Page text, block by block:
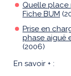
Quelle place
Fiche BUM
Prise en
phase aiguë
(2006)
En savoir + :